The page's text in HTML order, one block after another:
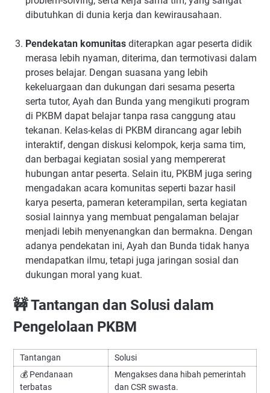
dibutuhkan di dunia kerja dan kewirausahaan.
Pendekatan komunitas diterapkan agar peserta didik
merasa lebih nyaman, diterima, dan termotivasi dalam
proses belajar. Dengan suasana yang lebih
kekeluargaan dan dukungan dari sesama peserta
serta tutor, Ayah dan Bunda yang mengikuti program
di PKBM dapat belajar tanpa rasa canggung atau
tekanan. Kelas-kelas di PKBM dirancang agar lebih
interaktif, dengan diskusi kelompok, kerja sama tim,
dan berbagai kegiatan sosial yang mempererat
hubungan antar peserta. Selain itu, PKBM juga sering
mengadakan acara komunitas seperti bazar hasil
karya peserta, pameran keterampilan, serta kegiatan
sosial lainnya yang membuat pengalaman belajar
menjadi lebih menyenangkan dan bermakna. Dengan
adanya pendekatan ini, Ayah dan Bunda tidak hanya
mendapatkan ilmu, tetapi juga jaringan sosial dan
dukungan moral yang kuat.
🚧 Tantangan dan Solusi dalam
Pengelolaan PKBM
Tantangan
Solusi
💰 Pendanaan
terbatas
Mengakses dana hibah pemerintah
dan CSR swasta.